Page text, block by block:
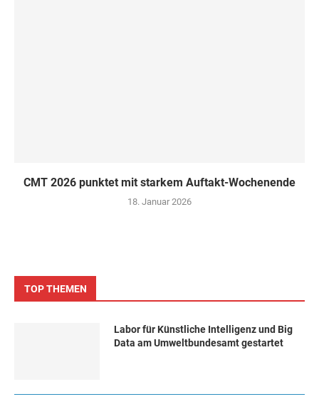
CMT 2026 punktet mit starkem Auftakt-Wochenende
18. Januar 2026
TOP THEMEN
Labor für Künstliche Intelligenz und Big
Data am Umweltbundesamt gestartet